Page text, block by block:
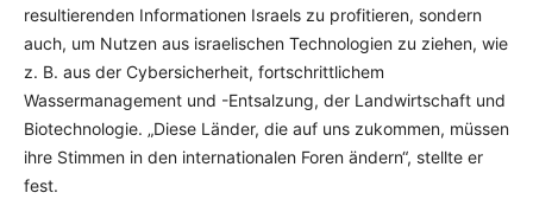
resultierenden Informationen Israels zu profitieren, sondern
auch, um Nutzen aus israelischen Technologien zu ziehen, wie
z. B. aus der Cybersicherheit, fortschrittlichem
Wassermanagement und -Entsalzung, der Landwirtschaft und
Biotechnologie. „Diese Länder, die auf uns zukommen, müssen
ihre Stimmen in den internationalen Foren ändern“, stellte er
fest.